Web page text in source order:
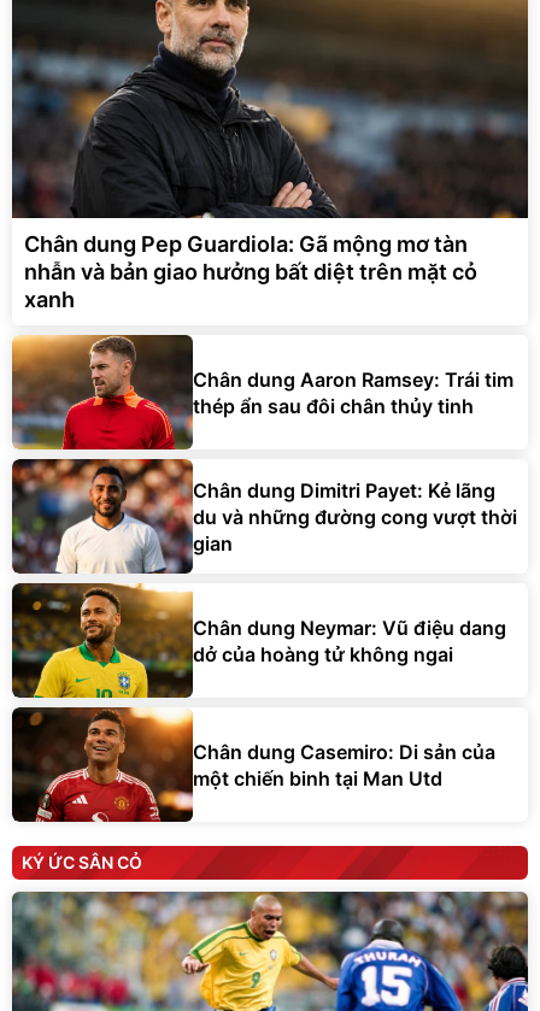
Chân dung Pep Guardiola: Gã mộng mơ tàn
nhẫn và bản giao hưởng bất diệt trên mặt cỏ
xanh
Chân dung Aaron Ramsey: Trái tim
thép ẩn sau đôi chân thủy tinh
Chân dung Dimitri Payet: Kẻ lãng
du và những đường cong vượt thời
gian
Chân dung Neymar: Vũ điệu dang
dở của hoàng tử không ngai
Chân dung Casemiro: Di sản của
một chiến binh tại Man Utd
KÝ ỨC SÂN CỎ